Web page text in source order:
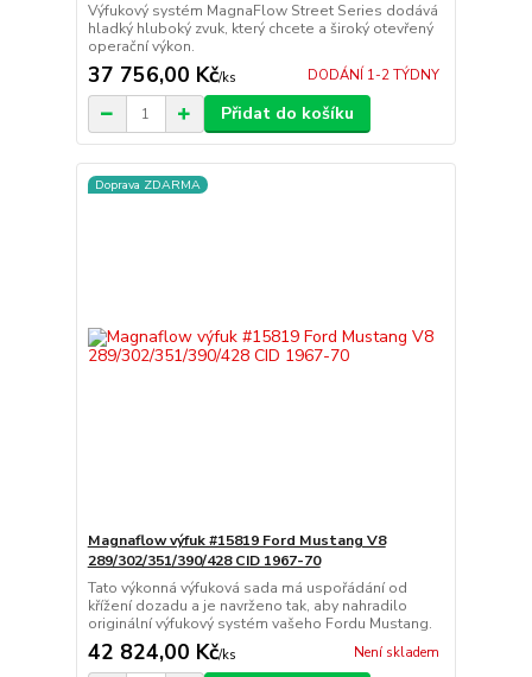
Výfukový systém MagnaFlow Street Series dodává
hladký hluboký zvuk, který chcete a široký otevřený
operační výkon.
37 756,00 Kč/ks DODÁNÍ 1-2 TÝDNY
Přidat do košíku
Doprava ZDARMA
Magnaflow výfuk #15819 Ford Mustang V8
289/302/351/390/428 CID 1967-70
Tato výkonná výfuková sada má uspořádání od
křížení dozadu a je navrženo tak, aby nahradilo
originální výfukový systém vašeho Fordu Mustang.
42 824,00 Kč/ks Není skladem